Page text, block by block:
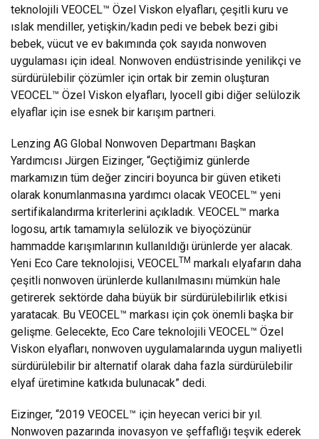
teknolojili VEOCEL™ Özel Viskon elyafları, çeşitli kuru ve
ıslak mendiller, yetişkin/kadın pedi ve bebek bezi gibi
bebek, vücut ve ev bakımında çok sayıda nonwoven
uygulaması için ideal. Nonwoven endüstrisinde yenilikçi ve
sürdürülebilir çözümler için ortak bir zemin oluşturan
VEOCEL™ Özel Viskon elyafları, lyocell gibi diğer selülozik
elyaflar için ise esnek bir karışım partneri.
Lenzing AG Global Nonwoven Departmanı Başkan
Yardımcısı Jürgen Eizinger, “Geçtiğimiz günlerde
markamızın tüm değer zinciri boyunca bir güven etiketi
olarak konumlanmasına yardımcı olacak VEOCEL™ yeni
sertifikalandırma kriterlerini açıkladık. VEOCEL™ marka
logosu, artık tamamıyla selülozik ve biyoçözünür
hammadde karışımlarının kullanıldığı ürünlerde yer alacak.
Yeni Eco Care teknolojisi, VEOCELTM markalı elyafarın daha
çeşitli nonwoven ürünlerde kullanılmasını mümkün hale
getirerek sektörde daha büyük bir sürdürülebilirlik etkisi
yaratacak. Bu VEOCEL™ markası için çok önemli başka bir
gelişme. Gelecekte, Eco Care teknolojili VEOCEL™ Özel
Viskon elyafları, nonwoven uygulamalarında uygun maliyetli
sürdürülebilir bir alternatif olarak daha fazla sürdürülebilir
elyaf üretimine katkıda bulunacak” dedi.
Eizinger, “2019 VEOCEL™ için heyecan verici bir yıl.
Nonwoven pazarında inovasyon ve şeffaflığı teşvik ederek